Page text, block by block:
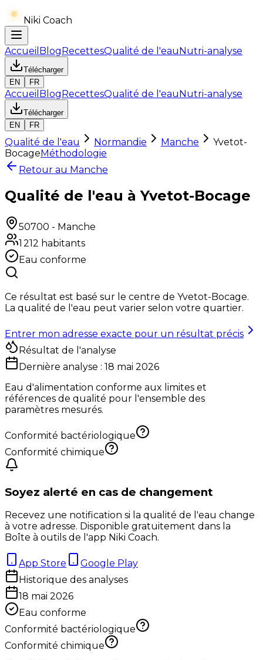
Niki Coach
Accueil BlogRecettesQualité de l'eauNutri-analyse
Télécharger
EN
FR
Accueil BlogRecettesQualité de l'eauNutri-analyse
Télécharger
EN
FR
Qualité de l'eau Normandie Manche
Yvetot-
BocageMéthodologie
Retour au Manche
Qualité de l'eau à Yvetot-Bocage
50700 - Manche
1 212 habitants
Eau conforme
Ce résultat est basé sur le centre de Yvetot-Bocage.
La qualité de l'eau peut varier selon votre quartier.
Entrer mon adresse exacte pour un résultat précis
Résultat de l'analyse
Dernière analyse : 18 mai 2026
Eau d'alimentation conforme aux limites et
références de qualité pour l'ensemble des
paramètres mesurés.
Conformité bactériologique
Conformité chimique
Soyez alerté en cas de changement
Recevez une notification si la qualité de l'eau change
à votre adresse. Disponible gratuitement dans la
Boîte à outils de l'app Niki Coach.
App Store
Google Play
Historique des analyses
18 mai 2026
Eau conforme
Conformité bactériologique
Conformité chimique